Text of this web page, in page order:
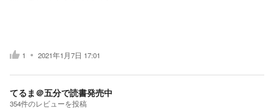
1 2021年1月7日 17:01
てるま＠五分で読書発売中
354件のレビューを投稿